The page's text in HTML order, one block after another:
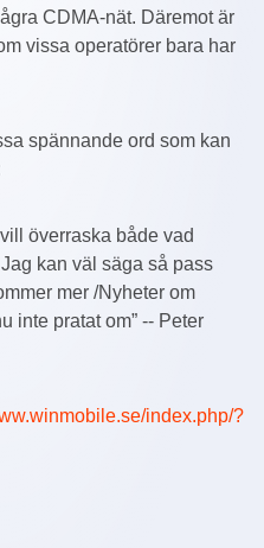
CDMA-nät. Däremot är
vissa operatörer bara har
spännande ord som kan
överraska både vad
kan väl säga så pass
mer /Nyheter om
inte pratat om” -- Peter
index.php/?